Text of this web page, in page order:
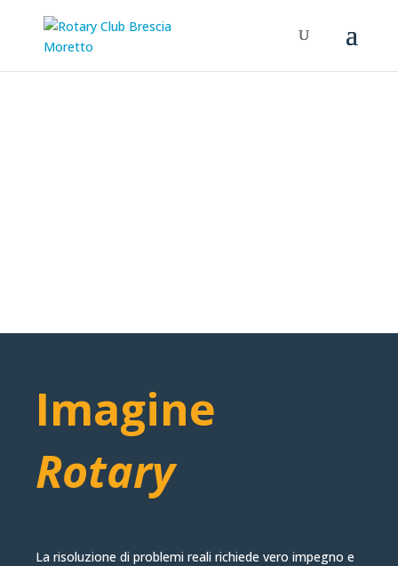
Imagine
Rotary
La risoluzione di problemi reali richiede vero impegno e